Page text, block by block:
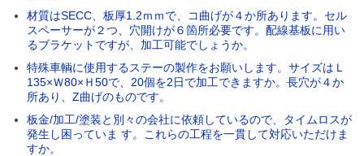
材質はSECC、板厚1.2ｍｍで、コ曲げが４か所あります。セル
スペーサーが２つ、穴開けが６箇所必要です。配線基板に用い
るブラケットですが、加工可能でしょうか。
特殊車輌に使用するステーの製作をお願いします。サイズはＬ
135×Ｗ80×Ｈ50で、20個を2日で加工できますか。長穴が４か
所あり、Z曲げのものです。
板金/加工/塗装と別々の会社に依頼しているので、タイムロスが
発生し困っていま す。これらの工程を一貫して対応いただけま
すか。